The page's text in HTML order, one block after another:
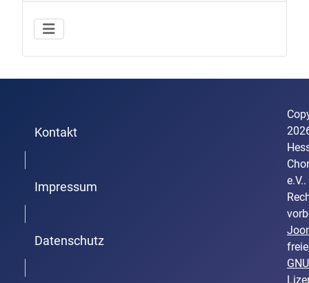
Kontakt
Impressum
Datenschutz